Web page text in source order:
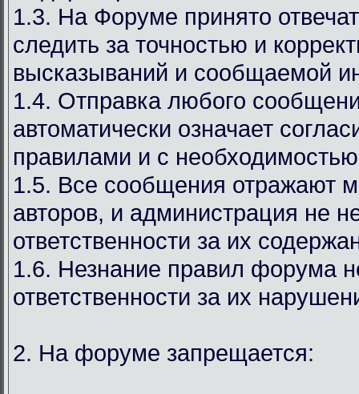
1.3. На Форуме принято
следить за точностью и
высказываний и сообщаемой
1.4. Отправка любого
автоматически означает
правилами и с
1.5. Все сообщения отражают
авторов, и администрация не
ответственности за их
1.6. Незнание правил форума
ответственности за их
2. На форуме запрещается: